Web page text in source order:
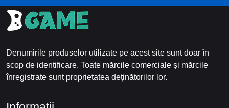
Denumirile produselor utilizate pe acest site sunt doar în
scop de identificare. Toate mărcile comerciale și mărcile
înregistrate sunt proprietatea deținătorilor lor.